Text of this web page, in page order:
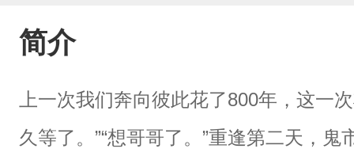
简介
上一次我们奔向彼此花了800年，这一
久等了。”“想哥哥了。”重逢第二天，